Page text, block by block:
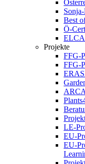
Best
Ö-Cert
Projekte
FFG-
FFG-
LE-
EU-
EU-